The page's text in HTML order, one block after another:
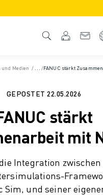
ZWILLING
BILDUNGSBEREICH
und Medien / News und
/FANUC stärkt
GEPOSTET 22.05.2026
stärkt
mit
Integration zwischen
Sim, und seiner